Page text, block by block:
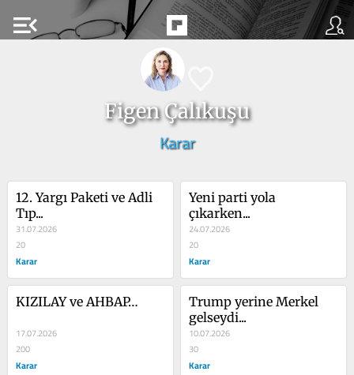
menu_open
Figen Çalıkuşu
Karar
12. Yargı Paketi ve Adli
Tıp...
31.07.2026
20
Karar
Yeni parti yola
çıkarken...
24.07.2026
20
Karar
KIZILAY ve AHBAP…
17.07.2026
200
Karar
Trump yerine Merkel
gelseydi...
10.07.2026
30
Karar